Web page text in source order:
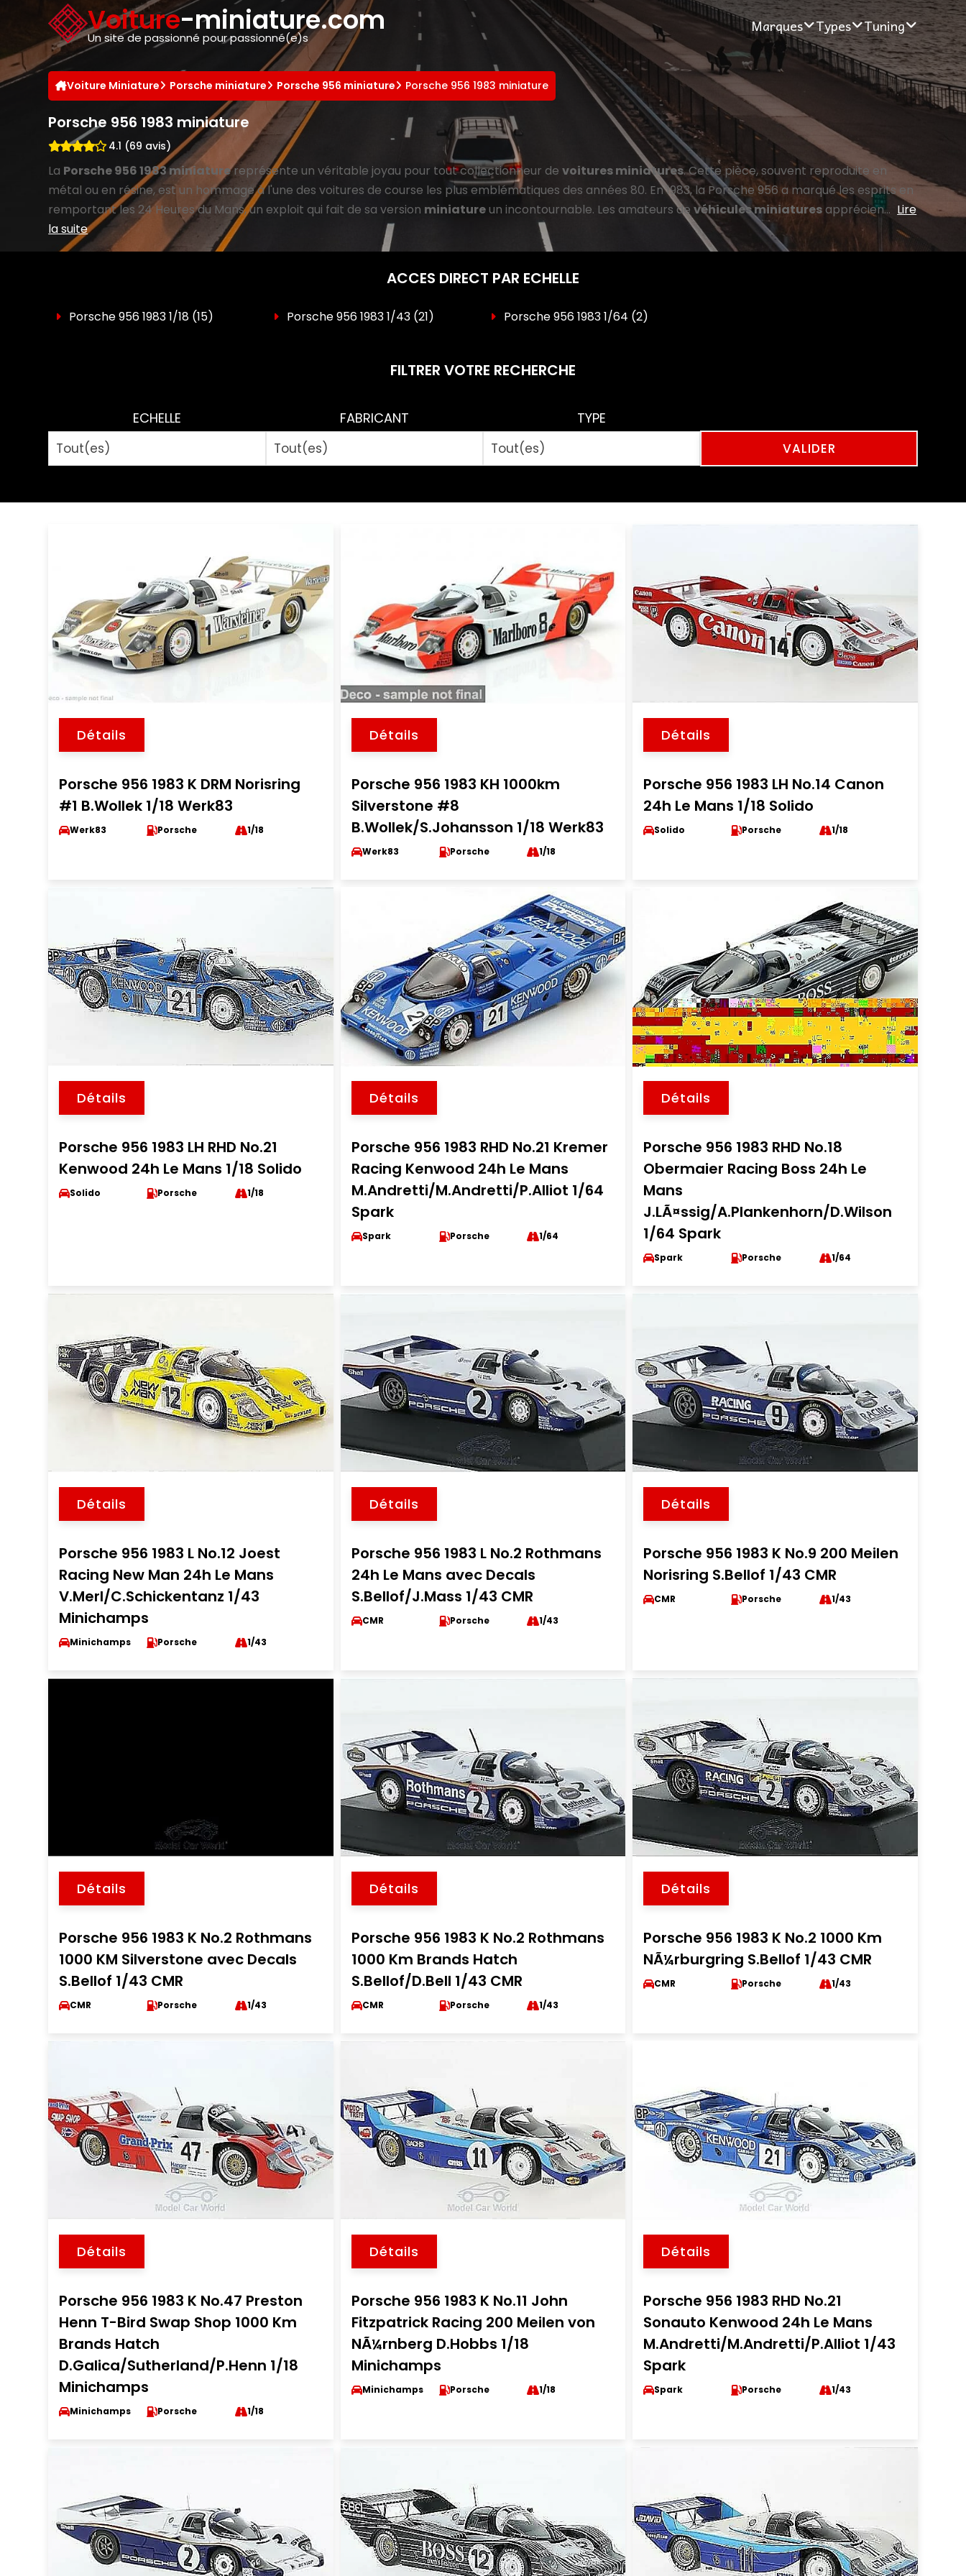
Voiture-miniature.com
Un site de passionné pour passionné(e)s
Marques Types Tuning
Voiture Miniature Porsche miniature Porsche 956 miniature Porsche 956 1983 miniature
Porsche 956 1983 miniature
4.1 (69 avis)
La Porsche 956 1983 miniaturereprésente un véritable joyau pour tout collectionneur devoitures miniatures. Cette pièce, souvent reproduite en
métal ou en résine, est un hommage à l'une des voitures de course les plus emblématiques des années 80. En 1983, la Porsche 956 a marqué les esprits en
remportant les 24 Heures du Mans, un exploit qui fait de sa version miniatureun incontournable. Les amateurs devéhicules miniaturesapprécien... Lire
la suite
ACCES DIRECT PAR ECHELLE
Porsche 956 1983 1/18 (15) Porsche 956 1983 1/43 (21) Porsche 956 1983 1/64 (2)
FILTRER VOTRE RECHERCHE
ECHELLE FABRICANT TYPE
Détails
Porsche 956 1983 K DRM Norisring
#1 B.Wollek 1/18 Werk83
Werk83 Porsche 1/18
Détails
Porsche 956 1983 KH 1000km
Silverstone #8
B.Wollek/S.Johansson 1/18 Werk83
Werk83 Porsche 1/18
Détails
Porsche 956 1983 LH No.14 Canon
24h Le Mans 1/18 Solido
Solido Porsche 1/18
Détails
Porsche 956 1983 LH RHD No.21
Kenwood 24h Le Mans 1/18 Solido
Solido Porsche 1/18
Détails
Porsche 956 1983 RHD No.21 Kremer
Racing Kenwood 24h Le Mans
M.Andretti/M.Andretti/P.Alliot 1/64
Spark
Spark Porsche 1/64
Détails
Porsche 956 1983 RHD No.18
Obermaier Racing Boss 24h Le
Mans
J.LÃ¤ssig/A.Plankenhorn/D.Wilson
1/64 Spark
Spark Porsche 1/64
Détails
Porsche 956 1983 L No.12 Joest
Racing New Man 24h Le Mans
V.Merl/C.Schickentanz 1/43
Minichamps
Minichamps Porsche 1/43
Détails
Porsche 956 1983 L No.2 Rothmans
24h Le Mans avec Decals
S.Bellof/J.Mass 1/43 CMR
CMR Porsche 1/43
Détails
Porsche 956 1983 K No.9 200 Meilen
Norisring S.Bellof 1/43 CMR
CMR Porsche 1/43
Détails
Porsche 956 1983 K No.2 Rothmans
1000 KM Silverstone avec Decals
S.Bellof 1/43 CMR
CMR Porsche 1/43
Détails
Porsche 956 1983 K No.2 Rothmans
1000 Km Brands Hatch
S.Bellof/D.Bell 1/43 CMR
CMR Porsche 1/43
Détails
Porsche 956 1983 K No.2 1000 Km
NÃ¼rburgring S.Bellof 1/43 CMR
CMR Porsche 1/43
Détails
Porsche 956 1983 K No.47 Preston
Henn T-Bird Swap Shop 1000 Km
Brands Hatch
D.Galica/Sutherland/P.Henn 1/18
Minichamps
Minichamps Porsche 1/18
Détails
Porsche 956 1983 K No.11 John
Fitzpatrick Racing 200 Meilen von
NÃ¼rnberg D.Hobbs 1/18
Minichamps
Minichamps Porsche 1/18
Détails
Porsche 956 1983 RHD No.21
Sonauto Kenwood 24h Le Mans
M.Andretti/M.Andretti/P.Alliot 1/43
Spark
Spark Porsche 1/43
Panneau de gestion des cookies